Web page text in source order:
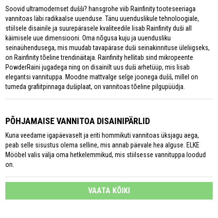
Soovid ultramodernset dušši? hansgrohe viib Rainfinity tooteseeriaga
vannitoas läbi radikaalse uuenduse. Tänu uuenduslikule tehnoloogiale,
stiilsele disainile ja suurepärasele kvaliteedile lisab Rainfinity duši all
käimisele uue dimensiooni. Oma nõgusa kuju ja uuendusliku
seinaühendusega, mis muudab tavapärase duši seinakinnituse üleliigseks,
on Rainfinity tõeline trendinäitaja. Rainfinity hellitab sind mikropeente
PowderRaini jugadega ning on disainilt uus duši arhetüüp, mis lisab
elegantsi vannituppa. Moodne mattvalge selge joonega dušš, millel on
tumeda grafiitpinnaga dušiplaat, on vannitoas tõeline pilgupüüdja.
PÕHJAMAISE VANNITOA DISAINIPÄRLID
Kuna veedame igapäevaselt ja eriti hommikuti vannitoas üksjagu aega,
peab selle sisustus olema selline, mis annab päevale hea alguse. ELKE
Mööbel valis välja oma hetkelemmikud, mis stiilsesse vannituppa loodud
on.
VAATA KÕIKI